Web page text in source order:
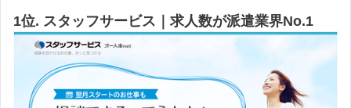
1位. スタッフサービス｜求人数が派遣業界No.1